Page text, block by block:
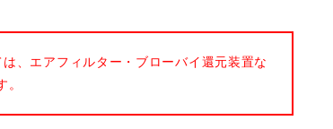
、エアフィルター・ブローバイ還元装置な